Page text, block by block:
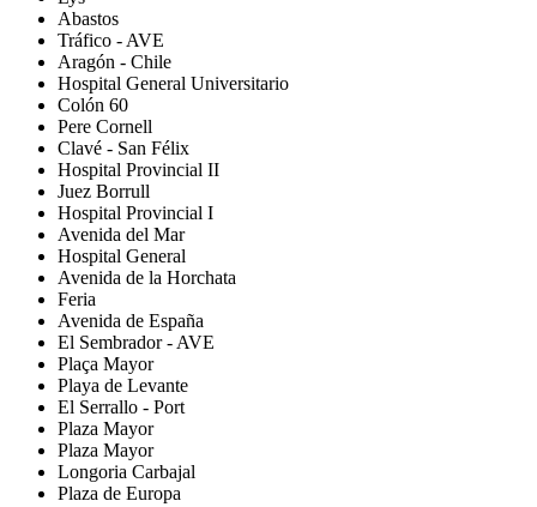
Abastos
Tráfico - AVE
Aragón - Chile
Hospital General Universitario
Colón 60
Pere Cornell
Clavé - San Félix
Hospital Provincial II
Juez Borrull
Hospital Provincial I
Avenida del Mar
Hospital General
Avenida de la Horchata
Feria
Avenida de España
El Sembrador - AVE
Plaça Mayor
Playa de Levante
El Serrallo - Port
Plaza Mayor
Plaza Mayor
Longoria Carbajal
Plaza de Europa